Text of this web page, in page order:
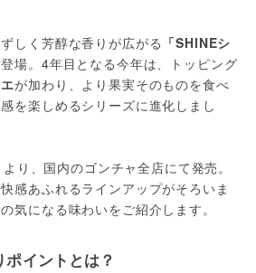
しく芳醇な香りが広がる 「SHINEシ
場。4年目となる今年は、トッピング
が加わり、より果実そのものを食べ
を楽しめるシリーズに進化しまし
り、国内のゴンチャ全店にて発売。
感あふれるラインアップがそろいま
気になる味わいをご紹介します。
イントとは？